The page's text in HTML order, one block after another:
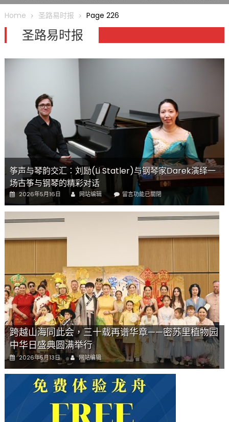
圆满举行
圣路易龙舟俱乐部5月16日龙舟体验日 邀请各界亲身体验划行乐
趣 + 水上竞速魅力
执掌密苏里植物园近四十年 致力推动全球植物多样性研究与中美
园“中华日三十周年特别报道（五）
筝声与琴韵交汇：刘励(Li Statler)与钢琴家Darek演绎一场古筝
与钢琴的精彩对话
Home 圣路易时报 Page 226
圣路易时报
筝声与琴韵交汇：刘励(Li Statler)与钢琴家Darek演绎一
场古筝与钢琴的精彩对话
Posted
2026年5月16日 Author
网站编辑
在
声
刘
励
(Li
Statler)
与
钢
琴
家
Darek
演
绎
一
场
筝
与
留言功能已關閉
跨越山海同此会，三十载再谱华章——密苏里植物园
中华日盛典圆满举行
Posted
2026年5月13日 Author
网站编辑